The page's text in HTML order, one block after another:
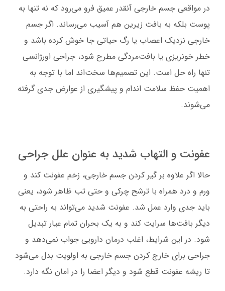
در مواقعی جسم خارجی آنقدر عمیق فرو می‌رود که نه تنها به
پوست بلکه به بافت زیرین هم آسیب می‌رساند. اگر جسم
خارجی نزدیک اعصاب یا رگ حیاتی جا خوش کرده باشد و
خطر خونریزی یا بافت‌مردگی مطرح شود، جراحی اورژانسی
تنها راه حل است. این تصمیم‌ها سخت‌اند اما با توجه به
اهمیت حفظ سلامت اندام و پیشگیری از عوارض جدی گرفته
می‌شوند.
عفونت و التهاب شدید به عنوان علل جراحی
حالا اگر علاوه بر گیر کردن جسم خارجی، زخم عفونت کند و
ورم و درد همراه با ترشح چرکی و حتی تب ظاهر شود، یعنی
باید جدی وارد عمل شد. عفونت شدید می‌تواند به راحتی به
دیگر بافت‌ها سرایت کند و به یک بحران تمام عیار تبدیل
شود. در این شرایط، اغلب درمان دارویی جواب نمی‌دهد و
جراحی برای خارج کردن جسم خارجی به اولویت بدل می‌شود
تا ریشه عفونت قطع شود و دیگر اعضا را در امان نگه دارد.